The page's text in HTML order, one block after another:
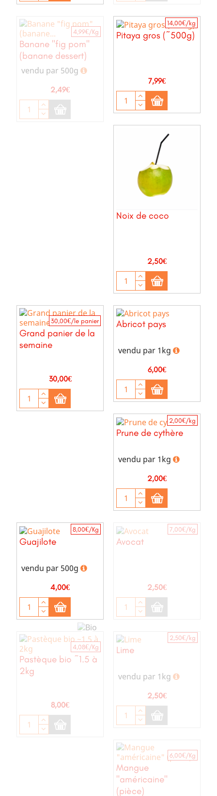
Banane "fig pom"
(banane dessert)
4,99€/Kg
vendu par 500g
Prix
2,49€
Pitaya gros (~500g)
14,00€/kg
Prix
7,99€
Noix de coco
Prix
2,50€
Grand panier de la
semaine
30,00€/le panier
Prix
30,00€
Abricot pays
vendu par 1kg
Prix
6,00€
Prune de cythère
2,00€/kg
vendu par 1kg
Prix
2,00€
Guajilote
8,00€/Kg
vendu par 500g
Prix
4,00€
Avocat
7,00€/Kg
Prix
2,50€
Pastèque bio ~1.5 à
2kg
4,08€/Kg
Prix
8,00€
Lime
2,50€/kg
vendu par 1kg
Prix
2,50€
Mangue
"américaine"
(pièce)
6,00€/Kg